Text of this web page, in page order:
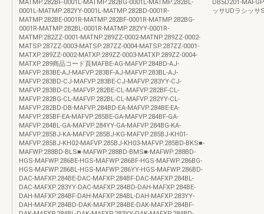
MATMP.282BF-0001L-MATMP.282BG-0001L-MATMP.282BL-
0001L-MATMP.282YY-0001L-MATMP.282BD-0001R-
MATMP.282BE-0001R-MATMP.282BF-0001R-MATMP.282BG-
0001R-MATMP.282BL-0001R-MATMP.282YY-0001R-
MATMP.282ZZ-0001-MATNP.289ZZ-0002-MATNP.289ZZ-0002-
MATSP.287ZZ-0003-MATSP.287ZZ-0004-MATSP.287ZZ-0001-
MATXP.289ZZ-0002-MATXP.289ZZ-0003-MATXP.289ZZ-0004-
MATXP.289商品コード頁MAFBE-AG-MAFVP.284BD-AJ-
MAFVP.283BE-AJ-MAFVP.283BF-AJ-MAFVP.283BL-AJ-
MAFVP.283BD-CJ-MAFVP.283BE-CJ-MAFVP.283YY-CJ-
MAFVP.283BD-CL-MAFVP.282BE-CL-MAFVP.282BF-CL-
MAFVP.282BG-CL-MAFVP.282BL-CL-MAFVP.282YY-CL-
MAFVP.282BD-DB-MAFVP.284BD-EA-MAFVP.284BE-EA-
MAFVP.285BF-EA-MAFVP.285BE-GA-MAFVP.284BF-GA-
MAFVP.284BL-GA-MAFVP.284YY-GA-MAFVP.284BG-KA-
MAFVP.285BJ-KA-MAFVP.285BJ-KG-MAFVP.285BJ-KH01-
MAFVP.285BJ-KH02-MAFVP.285BJ-KH03-MAFVP.285BD-BKS■-
MAFWP.288BD-BLS■-MAFWP.288BD-BMS■-MAFWP.288BD-
HGS-MAFWP.286BE-HGS-MAFWP.286BF-HGS-MAFWP.286BG-
HGS-MAFWP.286BL-HGS-MAFWP.286YY-HGS-MAFWP.286BD-
DAC-MAFXP.284BE-DAC-MAFXP.284BF-DAC-MAFXP.284BL-
DAC-MAFXP.283YY-DAC-MAFXP.284BD-DAH-MAFXP.284BE-
DAH-MAFXP.284BF-DAH-MAFXP.284BL-DAH-MAFXP.283YY-
DAH-MAFXP.284BD-DAK-MAFXP.284BE-DAK-MAFXP.284BF-
DB5D201-
ッサUDラシッサ